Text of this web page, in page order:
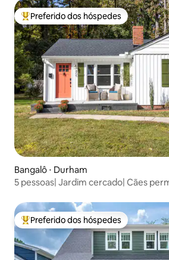
Entre os melhores preferidos dos
Preferido dos hóspedes
Bangalô ⋅ Durham
5 pessoas| Jardim cercado| Cães
Entre os melhores preferidos dos
Preferido dos hóspedes